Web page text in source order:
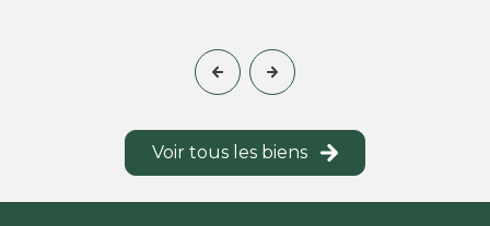
Voir tous les biens